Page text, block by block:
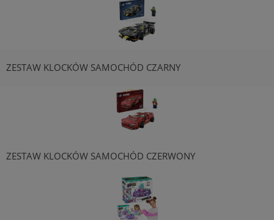
ZESTAW KLOCKÓW SAMOCHÓD CZARNY
ZESTAW KLOCKÓW SAMOCHÓD CZERWONY